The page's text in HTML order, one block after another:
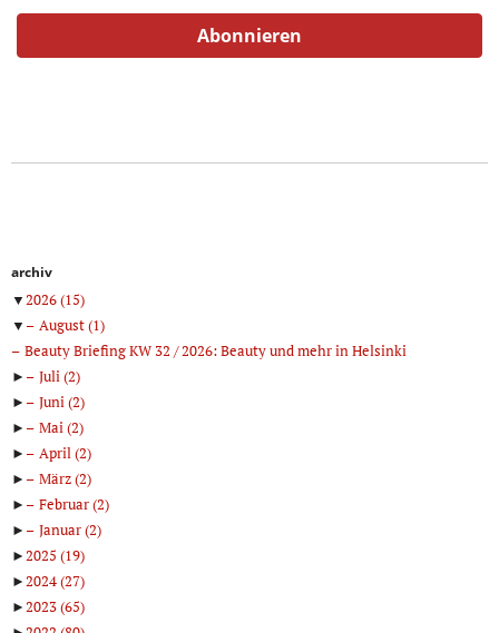
archiv
▼2026(15)
▼
August(1)
Beauty Briefing KW 32 / 2026: Beauty und mehr in Helsinki
►
Juli(2)
►
Juni(2)
►
Mai(2)
►
April(2)
►
März(2)
►
Februar(2)
►
Januar(2)
►2025 (19)
►2024(27)
►2023(65)